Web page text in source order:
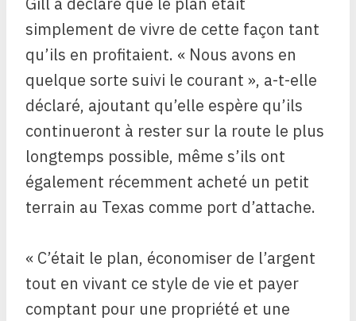
simplement de vivre de cette façon tant
qu’ils en profitaient. « Nous avons en
quelque sorte suivi le courant », a-t-elle
déclaré, ajoutant qu’elle espère qu’ils
continueront à rester sur la route le plus
longtemps possible, même s’ils ont
également récemment acheté un petit
terrain au Texas comme port d’attache.
« C’était le plan, économiser de l’argent
tout en vivant ce style de vie et payer
comptant pour une propriété et une